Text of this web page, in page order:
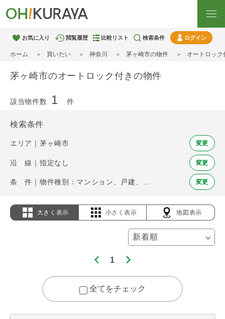
お気に入り 閲覧履歴 比較リスト 検索条件 ログイン
ホーム 買いたい 神奈川 茅ヶ崎市の物件 オートロック
茅ヶ崎市のオートロック付きの物件
該当物件数 1 件
検索条件
エリア｜茅ヶ崎市 変更
沿 線｜指定なし 変更
変更
大きく表示 小さく表示 地図表示
1
全てをチェック